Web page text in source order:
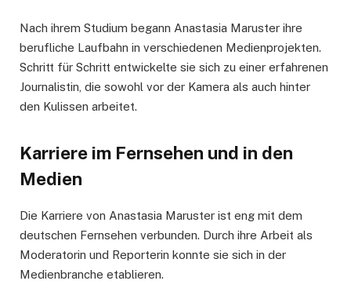
Nach ihrem Studium begann Anastasia Maruster ihre
berufliche Laufbahn in verschiedenen Medienprojekten.
Schritt für Schritt entwickelte sie sich zu einer erfahrenen
Journalistin, die sowohl vor der Kamera als auch hinter
den Kulissen arbeitet.
Karriere im Fernsehen und in den
Medien
Die Karriere von Anastasia Maruster ist eng mit dem
deutschen Fernsehen verbunden. Durch ihre Arbeit als
Moderatorin und Reporterin konnte sie sich in der
Medienbranche etablieren.